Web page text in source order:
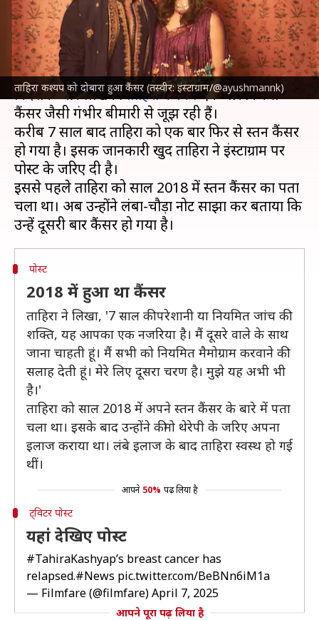
ताहिरा कश्यप को दोबारा हुआ कैंसर (तस्वीर: इंस्टाग्राम/@ayushmannk)
लेखन दीक्षा शर्मा Apr 07, 2025 01:48 pm
क्या है खबर?
जाने-माने अभिनेताआयुष्मान खुरानाकी पत्नि, फिल्म
निर्देशक और लेखिकाताहिरा कश्यपएक बार फिर से
कैंसर जैसी गंभीर बीमारी से जूझ रही हैं।
करीब 7 साल बाद ताहिरा को एक बार फिर से स्तन कैंसर
हो गया है। इसकी जानकारी खुद ताहिरा ने इंस्टाग्राम पर
पोस्ट के जरिए दी है।
इससे पहले ताहिरा को साल 2018 में स्तन कैंसर का पता
चला था। अब उन्होंने लंबा-चौड़ा नोट साझा कर बताया कि
पोस्ट
2018 में हुआ था कैंसर
ताहिरा ने लिखा, '7 साल की परेशानी या नियमित जांच की
शक्ति, यह आपका एक नजरिया है। मैं दूसरे वाले के साथ
जाना चाहती हूं। मैं सभी को नियमित मैमोग्राम करवाने की
सलाह देती हूं। मेरे लिए दूसरा चरण है। मुझे यह अभी भी
है।'
ताहिरा को साल 2018 में अपने स्तन कैंसर के बारे में पता
चला था। इसके बाद उन्होंने कीमो थेरेपी के जरिए अपना
इलाज कराया था। लंबे इलाज के बाद ताहिरा स्वस्थ हो गई
थीं।
आपने 50% पढ़ लिया है
ट्विटर पोस्ट
यहां देखिए पोस्ट
#TahiraKashyap’s breast cancer has
relapsed.#News pic.twitter.com/BeBNn6iM1a
— Filmfare (@filmfare)April 7, 2025
आपने पूरा पढ़ लिया है